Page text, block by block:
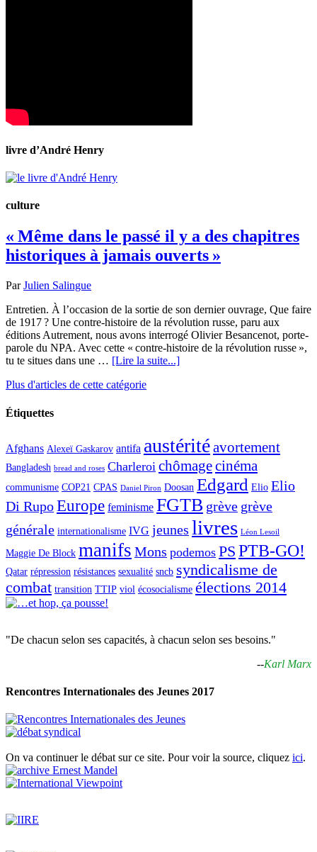
livre d’André Henry
culture
« Même dans le passé il y a des chapitres
historiques à jamais ouverts »
ParJulien Salingue
Entretien. À l’occasion de la sortie de son dernier ouvrage, Que faire
de 1917 ? Une contre-histoire de la révolution russe, paru aux
éditions Autrement, nous avons interrogé Olivier Besancenot, porte-
parole du NPA. Avec cette « contre-histoire de la révolution russe »,
tu te situes dans une … [Lire la suite...]
Plus d'articles de cette catégorie
Étiquettes
Afghans Alexeï Gaskarov antifa austéritéavortement
Bangladesh bread and roses Charleroi chômagecinéma
communisme COP21 CPAS Daniel Piron Doosan Edgard Elio Elio
Di RupoEurope feminisme FGTB grève grève
générale internationalisme IVG jeunes livres Léon Lesoil
Maggie De Block manifs Mons podemos PS PTB-GO!
Qatar répression résistances sexualité sncb syndicalisme de
combat transition TTIP viol écosocialisme élections 2014
"De chacun selon ses capacités, à chacun selon ses besoins."
--Karl Marx
Rencontres Internationales des Jeunes 2017
On va continuer le débat sur ce site. Pour voir la source, cliquez ici.